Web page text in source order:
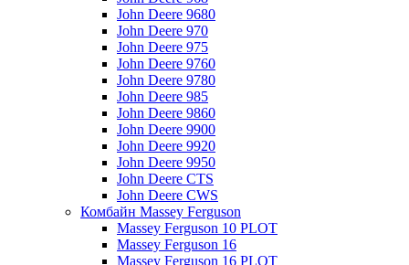
John Deere 9680
John Deere 970
John Deere 975
John Deere 9760
John Deere 9780
John Deere 985
John Deere 9860
John Deere 9900
John Deere 9920
John Deere 9950
John Deere CTS
John Deere CWS
Комбайн Massey Ferguson
Massey Ferguson 10 PLOT
Massey Ferguson 16
Massey Ferguson 16 PLOT